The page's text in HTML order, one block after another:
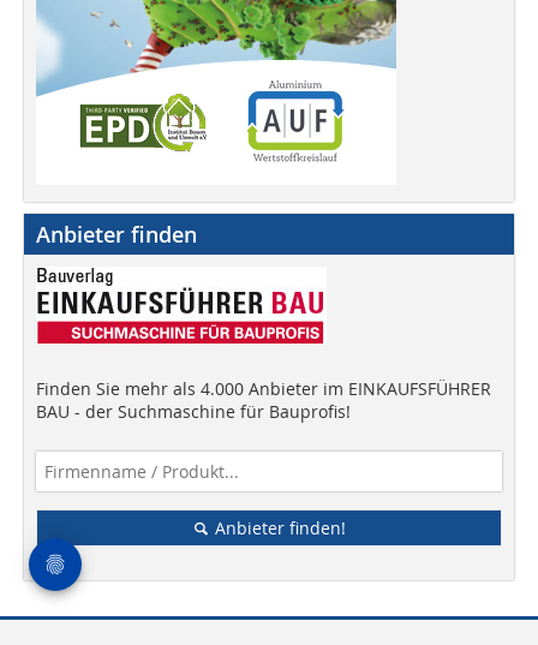
Anbieter finden
Finden Sie mehr als 4.000 Anbieter im EINKAUFSFÜHRER
BAU - der Suchmaschine für Bauprofis!
Anbieter finden!